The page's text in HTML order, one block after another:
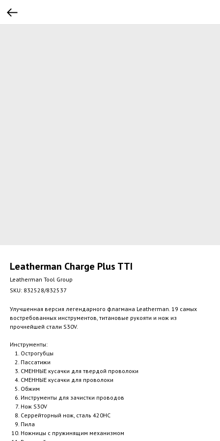
Leatherman Charge Plus TTI
Leatherman Tool Group
SKU: 832528/832537
Улучшенная версия легендарного флагмана Leatherman. 19 самых
востребованных инструментов, титановые рукояти и нож из
прочнейшей стали S30V.
Инструменты:
Острогубцы
Пассатижи
СМЕННЫЕ кусачки для твердой проволоки
СМЕННЫЕ кусачки для проволоки
Обжим
Инструменты для зачистки проводов
Нож S30V
Серрейторный нож, сталь 420HC
Пила
Ножницы с пружинящим механизмом